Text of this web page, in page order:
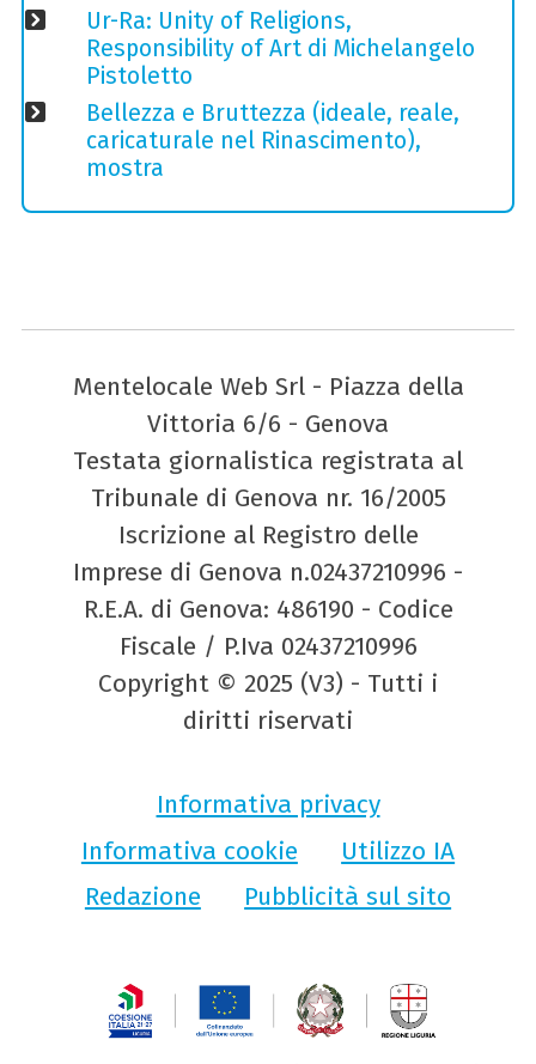
Ur-Ra: Unity of Religions,
Responsibility of Art di Michelangelo
Pistoletto
Bellezza e Bruttezza (ideale, reale,
caricaturale nel Rinascimento),
mostra
Mentelocale Web Srl - Piazza della
Vittoria 6/6 - Genova
Testata giornalistica registrata al
Tribunale di Genova nr. 16/2005
Iscrizione al Registro delle
Imprese di Genova n.02437210996 -
R.E.A. di Genova: 486190 - Codice
Fiscale / P.Iva 02437210996
Copyright © 2025 (V3) - Tutti i
diritti riservati
Informativa privacy
Informativa cookie
Utilizzo IA
Redazione
Pubblicità sul sito